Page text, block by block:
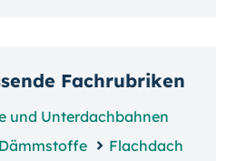
Fachrubriken
und Unterdachbahnen
Dämmstoffe
Flachdach